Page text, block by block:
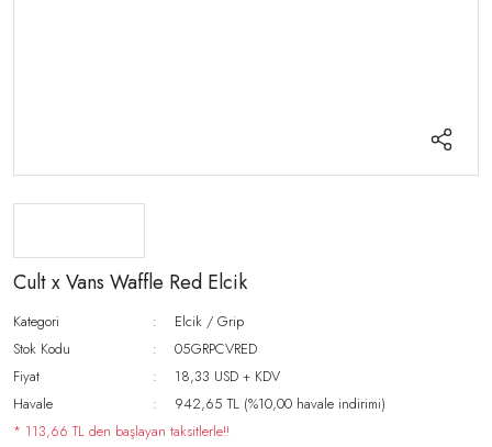
Cult x Vans Waffle Red Elcik
Kategori
Elcik / Grip
Stok Kodu
05GRPCVRED
Fiyat
18,33 USD + KDV
Havale
942,65 TL (%10,00 havale indirimi)
* 113,66 TL den başlayan taksitlerle!!